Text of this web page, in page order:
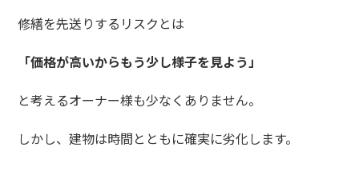
修繕を先送りするリスクとは
「価格が高いからもう少し様子を見よう」
と考えるオーナー様も少なくありません。
しかし、建物は時間とともに確実に劣化します。